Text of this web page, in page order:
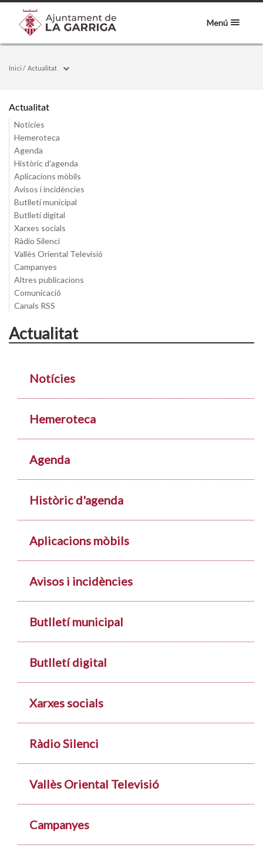
Menú
Inici / Actualitat
Actualitat
Notícies
Hemeroteca
Agenda
Històric d'agenda
Aplicacions mòbils
Avisos i incidències
Butlletí municipal
Butlletí digital
Xarxes socials
Ràdio Silenci
Vallès Oriental Televisió
Campanyes
Altres publicacions
Comunicació
Canals RSS
Actualitat
Notícies
Hemeroteca
Agenda
Històric d'agenda
Aplicacions mòbils
Avisos i incidències
Butlletí municipal
Butlletí digital
Xarxes socials
Ràdio Silenci
Vallès Oriental Televisió
Campanyes